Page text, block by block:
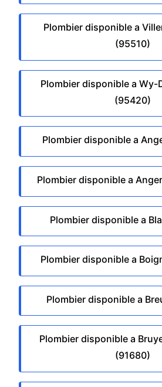
Plombier disponible a
(95510)
Plombier disponible a
(95420)
Plombier disponible a
Plombier disponible a
Plombier disponible a
Plombier disponible a
Plombier disponible a
Plombier disponible a
(91680)